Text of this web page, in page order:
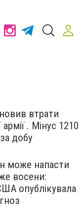
втрати
армії . Мінус 1210
добу
може напасти
восени:
опублікувала